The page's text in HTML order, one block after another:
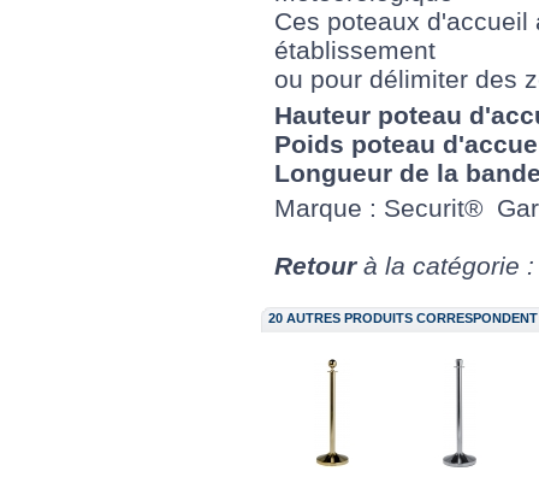
Ces poteaux
établissement
ou pour délimiter des
Hauteur poteau
Poids poteau
Longueur de la
Marque : Securit®
Retourà la catégorie
20 AUTRES PRODUITS